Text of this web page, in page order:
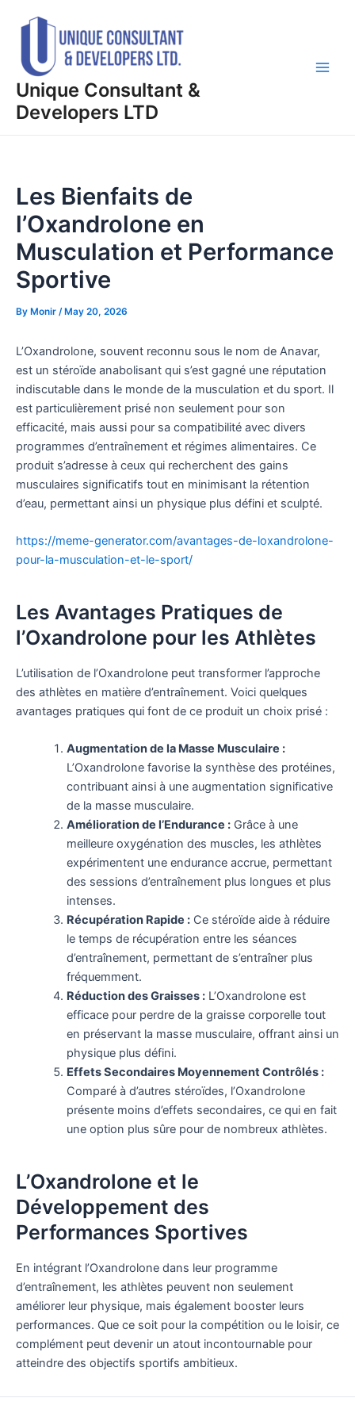
Unique Consultant &
Developers LTD
Les Bienfaits de
l’Oxandrolone en
Musculation et Performance
Sportive
By Monir /May 20, 2026
L’Oxandrolone, souvent reconnu sous le nom de Anavar,
est un stéroïde anabolisant qui s’est gagné une réputation
indiscutable dans le monde de la musculation et du sport. Il
est particulièrement prisé non seulement pour son
efficacité, mais aussi pour sa compatibilité avec divers
programmes d’entraînement et régimes alimentaires. Ce
produit s’adresse à ceux qui recherchent des gains
musculaires significatifs tout en minimisant la rétention
d’eau, permettant ainsi un physique plus défini et sculpté.
https://meme-generator.com/avantages-de-loxandrolone-
pour-la-musculation-et-le-sport/
Les Avantages Pratiques de
l’Oxandrolone pour les Athlètes
L’utilisation de l’Oxandrolone peut transformer l’approche
des athlètes en matière d’entraînement. Voici quelques
avantages pratiques qui font de ce produit un choix prisé :
Augmentation de la Masse Musculaire :
L’Oxandrolone favorise la synthèse des protéines,
contribuant ainsi à une augmentation significative
de la masse musculaire.
Amélioration de l’Endurance :Grâce à une
meilleure oxygénation des muscles, les athlètes
expérimentent une endurance accrue, permettant
des sessions d’entraînement plus longues et plus
intenses.
Récupération Rapide :Ce stéroïde aide à réduire
le temps de récupération entre les séances
d’entraînement, permettant de s’entraîner plus
fréquemment.
Réduction des Graisses :L’Oxandrolone est
efficace pour perdre de la graisse corporelle tout
en préservant la masse musculaire, offrant ainsi un
physique plus défini.
Effets Secondaires Moyennement Contrôlés :
Comparé à d’autres stéroïdes, l’Oxandrolone
présente moins d’effets secondaires, ce qui en fait
une option plus sûre pour de nombreux athlètes.
L’Oxandrolone et le
Développement des
Performances Sportives
En intégrant l’Oxandrolone dans leur programme
d’entraînement, les athlètes peuvent non seulement
améliorer leur physique, mais également booster leurs
performances. Que ce soit pour la compétition ou le loisir, ce
complément peut devenir un atout incontournable pour
atteindre des objectifs sportifs ambitieux.
navigation